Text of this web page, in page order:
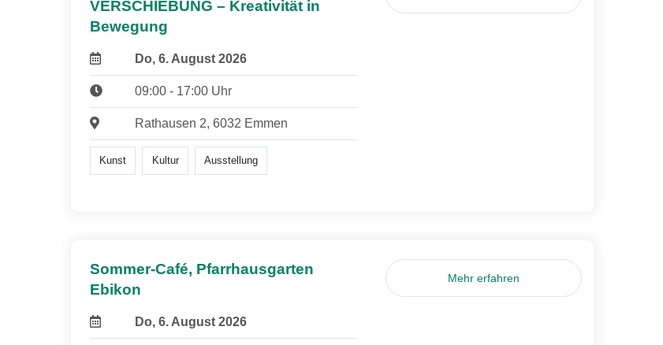
VERSCHIEBUNG – Kreativität in
Bewegung
Do, 6. August 2026
09:00 - 17:00 Uhr
Rathausen 2, 6032 Emmen
Kunst Kultur Ausstellung
Sommer-Café, Pfarrhausgarten
Ebikon
Do, 6. August 2026
Mehr erfahren